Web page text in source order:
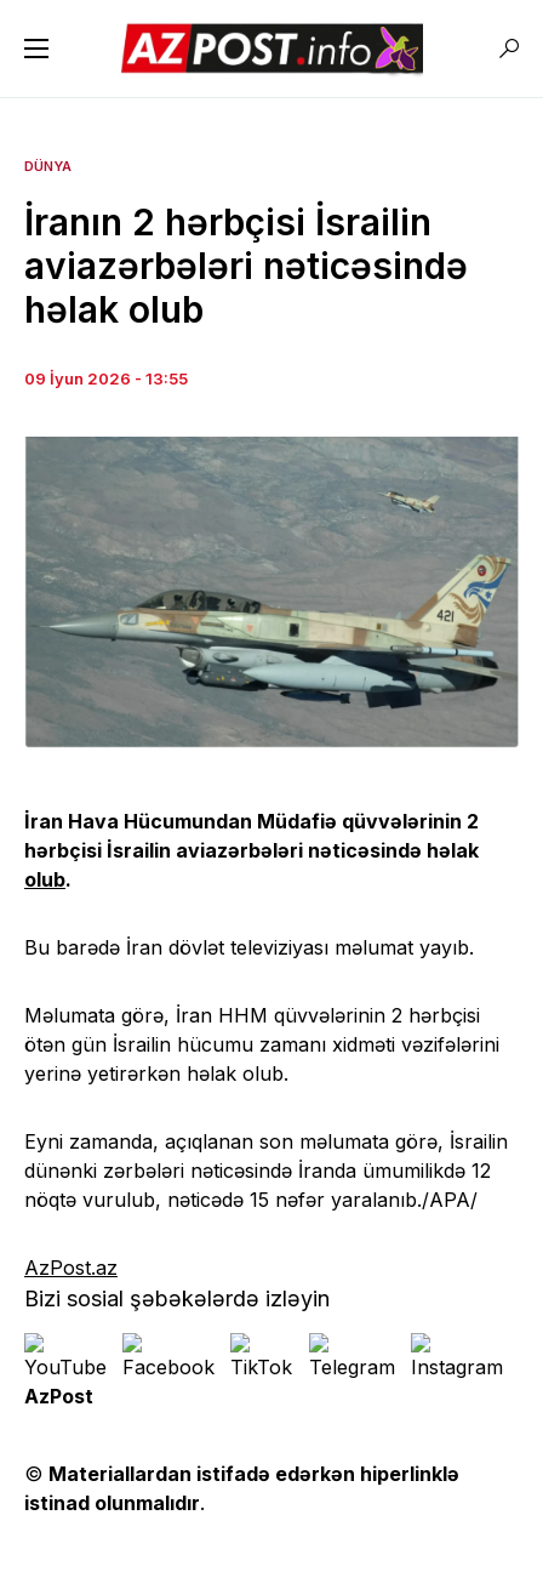
DÜNYA
İranın 2 hərbçisi İsrailin
aviazərbələri nəticəsində
həlak olub
09 İyun 2026 - 13:55
İran Hava Hücumundan Müdafiə qüvvələrinin 2
hərbçisi İsrailin aviazərbələri nəticəsində həlak
olub.
Bu barədə İran dövlət televiziyası məlumat yayıb.
Məlumata görə, İran HHM qüvvələrinin 2 hərbçisi
ötən gün İsrailin hücumu zamanı xidməti vəzifələrini
yerinə yetirərkən həlak olub.
Eyni zamanda, açıqlanan son məlumata görə, İsrailin
dünənki zərbələri nəticəsində İranda ümumilikdə 12
nöqtə vurulub, nəticədə 15 nəfər yaralanıb./APA/
AzPost.az
Bizi sosial şəbəkələrdə izləyin
AzPost
© Materiallardan istifadə edərkən hiperlinklə
istinad olunmalıdır.